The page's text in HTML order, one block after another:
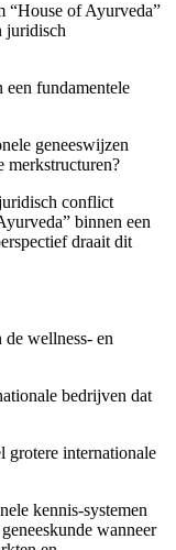
“House of Ayurveda”
juridisch
een fundamentele
geneeswijzen
merkstructuren?
conflict
binnen een
draait dit
wellness- en
bedrijven dat
grotere internationale
kennis-systemen
wanneer